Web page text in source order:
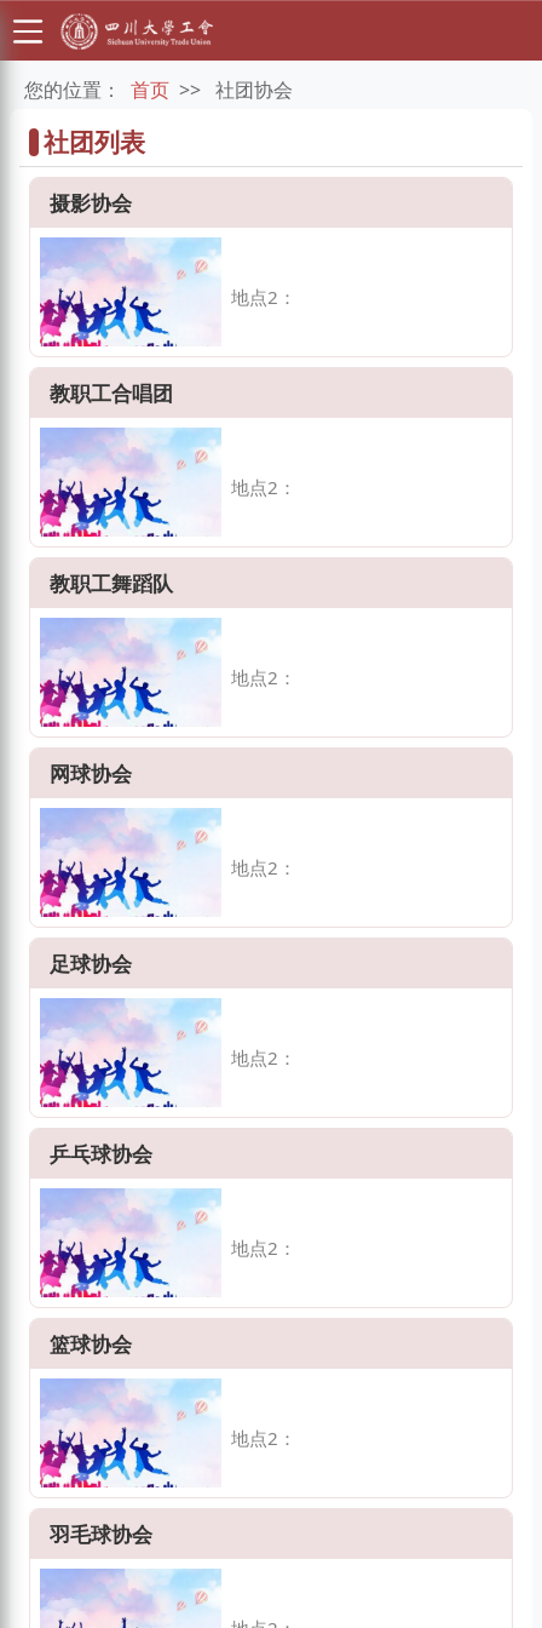
您的位置： 首页 >> 社团协会
社团列表
摄影协会
地点2：
教职工合唱团
地点2：
教职工舞蹈队
地点2：
网球协会
地点2：
足球协会
地点2：
乒乓球协会
地点2：
篮球协会
地点2：
羽毛球协会